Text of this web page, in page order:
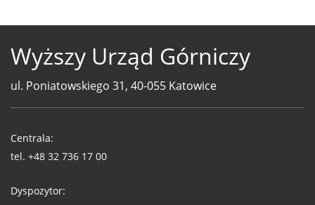
Wyższy Urząd Górniczy
ul. Poniatowskiego 31, 40-055 Katowice
WUG
Centrala:
tel. +48 32 736 17 00
Dyspozytor: